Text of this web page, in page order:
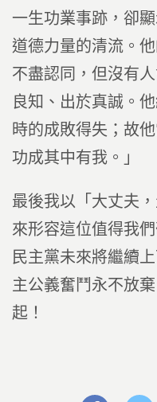
一生功業事跡，卻
道德力量的清流。
不盡認同，但沒有
良知、出於真誠。
時的成敗得失；故
功成其中有我。」
最後我以「大丈夫
來形容這位值得我
民主黨未來將繼續
主公義奮鬥永不放
起！